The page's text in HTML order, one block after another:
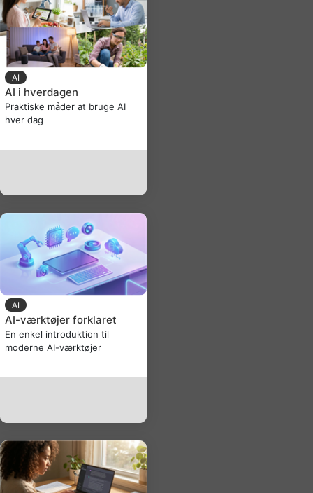
AI
AI i hverdagen
Praktiske måder at bruge AI
hver dag
AI
AI-værktøjer forklaret
En enkel introduktion til
moderne AI-værktøjer